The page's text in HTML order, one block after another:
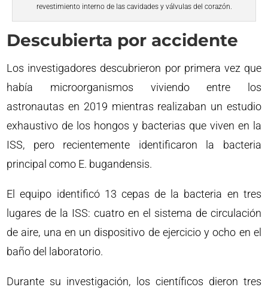
revestimiento interno de las cavidades y válvulas del corazón.
Descubierta por accidente
Los investigadores descubrieron por primera vez que
había microorganismos viviendo entre los
astronautas en 2019 mientras realizaban un estudio
exhaustivo de los hongos y bacterias que viven en la
ISS, pero recientemente identificaron la bacteria
principal como E. bugandensis.
El equipo identificó 13 cepas de la bacteria en tres
lugares de la ISS: cuatro en el sistema de circulación
de aire, una en un dispositivo de ejercicio y ocho en el
baño del laboratorio.
Durante su investigación, los científicos dieron tres